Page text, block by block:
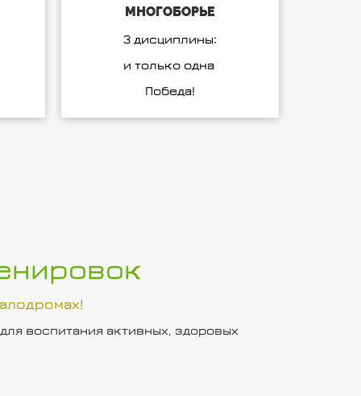
МНОГОБОРЬЕ
3 дисциплины:
и только одна
Победа!
воспитания активных, здоровых